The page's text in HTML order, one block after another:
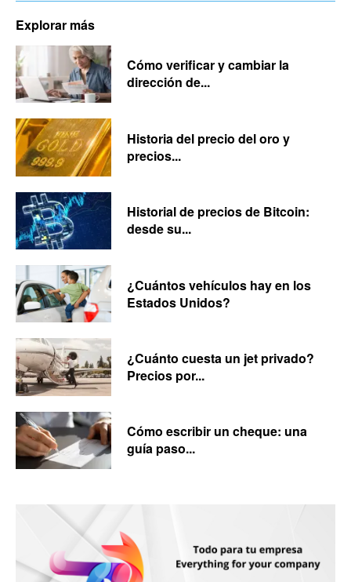
Explorar más
Cómo verificar y cambiar la
dirección de...
Historia del precio del oro y
precios...
Historial de precios de Bitcoin:
desde su...
¿Cuántos vehículos hay en los
Estados Unidos?
¿Cuánto cuesta un jet privado?
Precios por...
Cómo escribir un cheque: una
guía paso...